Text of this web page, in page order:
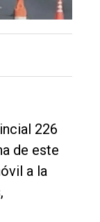
226
de este
a la